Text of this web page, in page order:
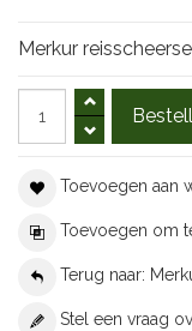
Merkur
Toevoegen aan
Toevoegen om
Terug naar:
Stel een vraag